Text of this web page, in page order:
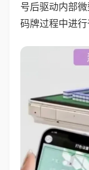
号后驱动内部
码牌过程中进行